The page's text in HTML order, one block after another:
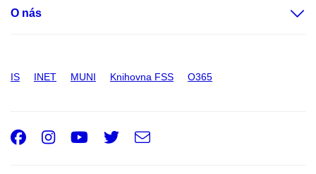
O nás
IS INET MUNI Knihovna FSS O365
Facebook
Instagram
Youtube
Twitter
e-